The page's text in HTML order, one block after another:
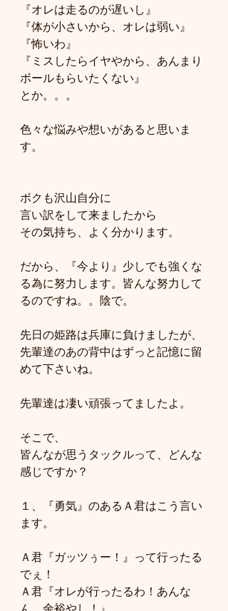
『オレは走るのが遅いし』
『体が小さいから、オレは弱い』
『怖いわ』
『ミスしたらイヤやから、あんまり
ボールもらいたくない』
とか。。。
色々な悩みや想いがあると思いま
す。
ボクも沢山自分に
言い訳をして来ましたから
その気持ち、よく分かります。
だから、『今より』少しでも強くな
る為に努力します。皆んな努力して
るのですね。。陰で。
先日の姫路は兵庫に負けましたが、
先輩達のあの背中はずっと記憶に留
めて下さいね。
先輩達は凄い頑張ってましたよ。
そこで、
皆んなが思うタックルって、どんな
感じですか？
１、『勇気』のあるＡ君はこう言い
ます。
Ａ君『ガッツぅー！』って行ったる
でぇ！
Ａ君『オレが行ったるわ！あんな